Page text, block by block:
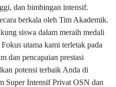
dan bimbingan intensif.
berkala oleh Tim Akademik.
siswa dalam meraih medali
utama kami terletak pada
dan pencapaian prestasi
potensi terbaik Anda di
Super Intensif Privat OSN dan